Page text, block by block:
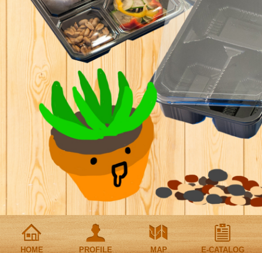
HOME PROFILE MAP E-CATALOG